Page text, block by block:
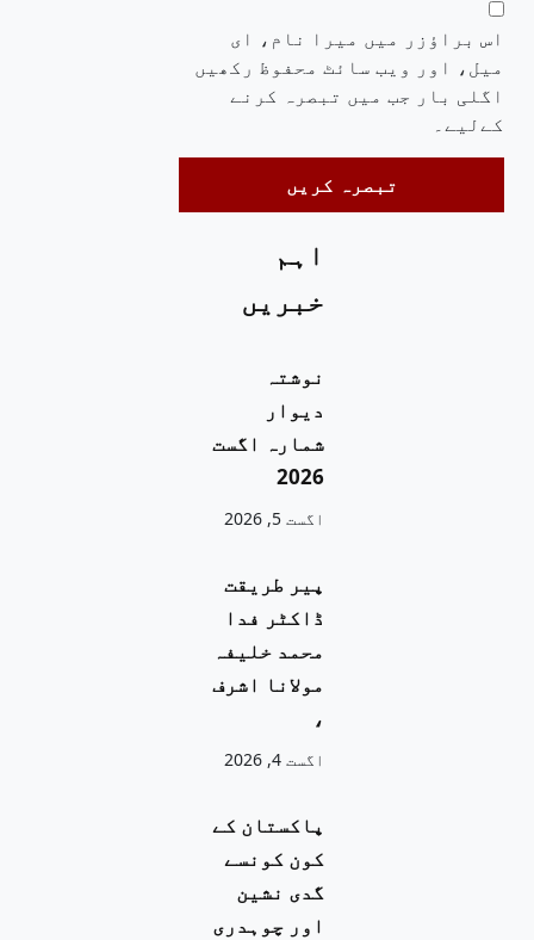
اس براؤزر میں میرا نام، ای
میل، اور ویب سائٹ محفوظ رکھیں
اگلی بار جب میں تبصرہ کرنے
کےلیے۔
اہم
خبریں
نوشتہ
دیوار
شمارہ اگست
2026
اگست 5, 2026
پیر طریقت
ڈاکٹر فدا
محمد خلیفہ
مولانا اشرف
،
اگست 4, 2026
پاکستان کے
کون کونسے
گدی نشین
اور چوہدری